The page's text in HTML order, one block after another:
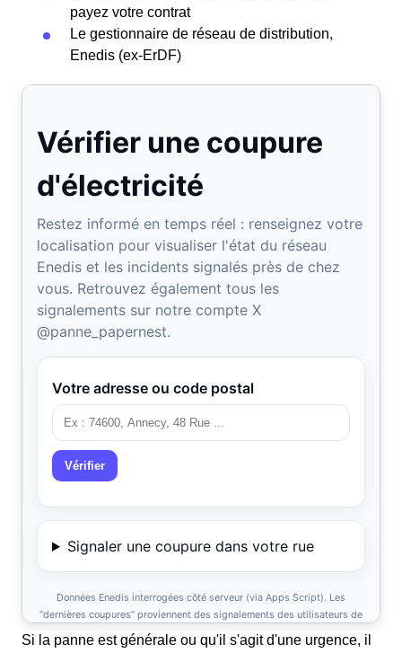
payez votre contrat
Le gestionnaire de réseau de distribution,
Enedis (ex-ErDF)
Si la panne est générale ou qu'il s'agit d'une urgence, il